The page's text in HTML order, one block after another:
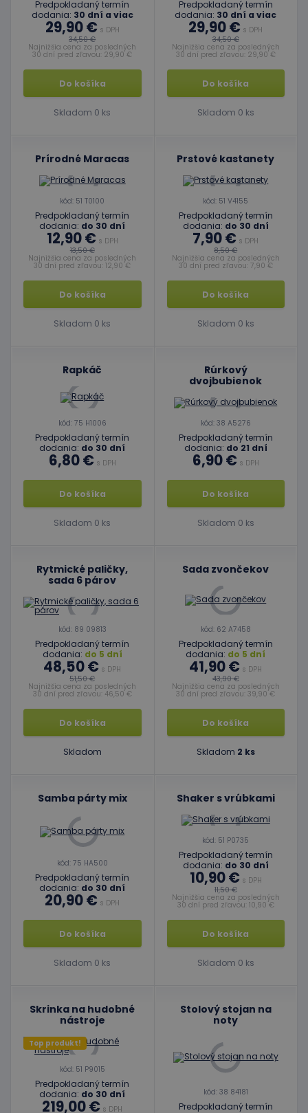
Predpokladaný termín
dodania: 30 dní a viac
29,90 € s DPH
34,50 €
Najnižšia cena za posledných
30 dní pred zľavou: 29,90 €
Do košíka
Skladom 0 ks
Predpokladaný termín
dodania: 30 dní a viac
29,90 € s DPH
34,50 €
Najnižšia cena za posledných
30 dní pred zľavou: 29,90 €
Do košíka
Skladom 0 ks
Prírodné Maracas
kód: 51 T0100
Predpokladaný termín
dodania: do 30 dní
12,90 € s DPH
13,50 €
Najnižšia cena za posledných
30 dní pred zľavou: 12,90 €
Do košíka
Skladom 0 ks
Prstové kastanety
kód: 51 V4155
Predpokladaný termín
dodania: do 30 dní
7,90 € s DPH
8,50 €
Najnižšia cena za posledných
30 dní pred zľavou: 7,90 €
Do košíka
Skladom 0 ks
Rapkáč
kód: 75 H1006
Predpokladaný termín
dodania: do 30 dní
6,80 € s DPH
Do košíka
Skladom 0 ks
Rúrkový
dvojbubienok
kód: 38 A5276
Predpokladaný termín
dodania: do 21 dní
6,90 € s DPH
Do košíka
Skladom 0 ks
Rytmické paličky,
sada 6 párov
kód: 89 09813
Predpokladaný termín
dodania: do 5 dní
48,50 € s DPH
51,50 €
Najnižšia cena za posledných
30 dní pred zľavou: 46,50 €
Do košíka
Skladom
Sada zvončekov
kód: 62 A7458
Predpokladaný termín
dodania: do 5 dní
41,90 € s DPH
43,90 €
Najnižšia cena za posledných
30 dní pred zľavou: 39,90 €
Do košíka
Skladom 2 ks
Samba párty mix
kód: 75 HA500
Predpokladaný termín
dodania: do 30 dní
20,90 € s DPH
Do košíka
Skladom 0 ks
Shaker s vrúbkami
kód: 51 P0735
Predpokladaný termín
dodania: do 30 dní
10,90 € s DPH
11,50 €
Najnižšia cena za posledných
30 dní pred zľavou: 10,90 €
Do košíka
Skladom 0 ks
Skrinka na hudobné
nástroje
Top produkt!
kód: 51 P9015
Predpokladaný termín
dodania: do 30 dní
219,00 € s DPH
Stolový stojan na
noty
kód: 38 84181
Predpokladaný termín